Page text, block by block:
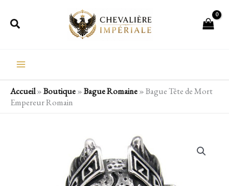
Rechercher
Accueil»Boutique»Bague Romaine»Bague Tête de Mort
Empereur Romain